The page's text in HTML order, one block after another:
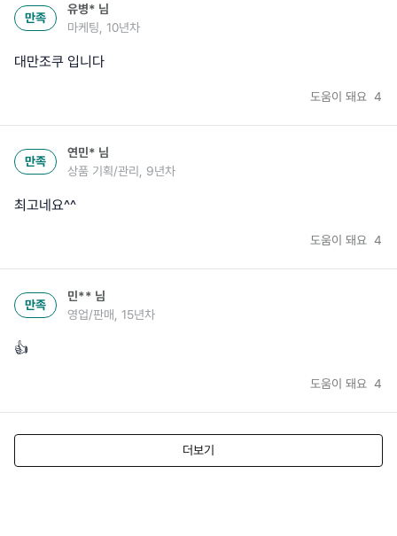
만족
유병* 님
마케팅, 10년차
대만조쿠 입니다
도움이 돼요 4
만족
연민* 님
상품 기획/관리, 9년차
최고네요^^
도움이 돼요 4
만족
민** 님
영업/판매, 15년차
👍
도움이 돼요 4
더보기